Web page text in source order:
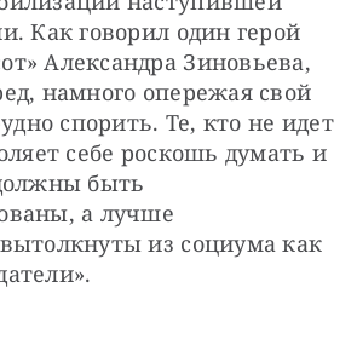
Как говорил один герой
Александра Зиновьева,
намного опережая свой
спорить. Те, кто не идет
себе роскошь думать и
быть
а лучше
из социума как